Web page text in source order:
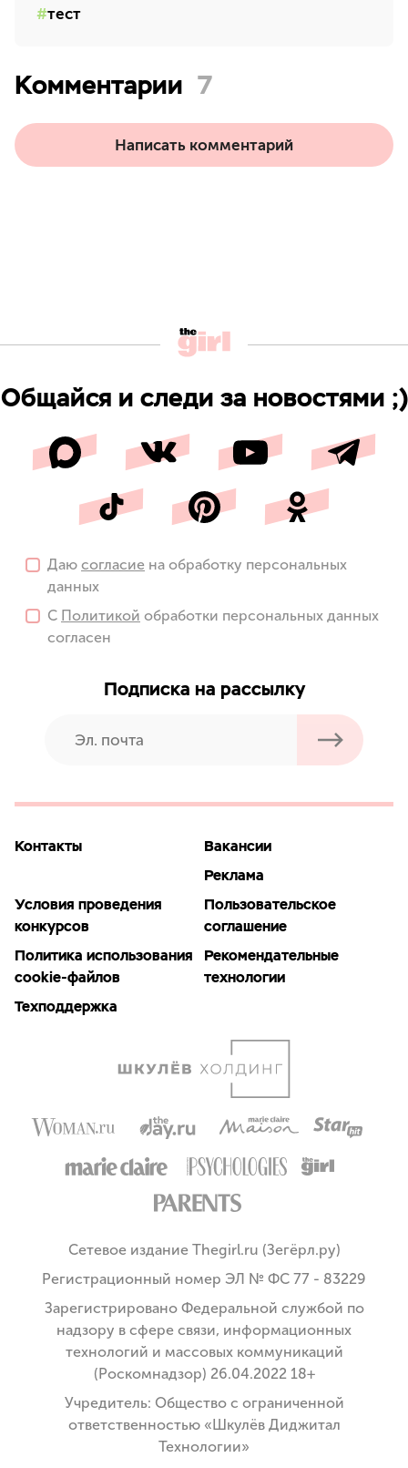
тест
Комментарии 7
Написать комментарий
Общайся и следи за новостями ;)
Даю согласие на обработку персональных
данных
С Политикой обработки персональных данных
согласен
Подписка на рассылку
Контакты
Вакансии
Реклама
Условия проведения
конкурсов
Пользовательское
соглашение
Политика использования
cookie-файлов
Рекомендательные
технологии
Техподдержка
Сетевое издание Thegirl.ru (Зегёрл.ру)
Регистрационный номер ЭЛ № ФС 77 - 83229
Зарегистрировано Федеральной службой по
надзору в сфере связи, информационных
технологий и массовых коммуникаций
(Роскомнадзор) 26.04.2022 18+
Учредитель: Общество с ограниченной
ответственностью «Шкулёв Диджитал
Технологии»